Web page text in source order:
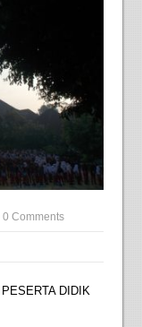
0 Comments
DIDIK